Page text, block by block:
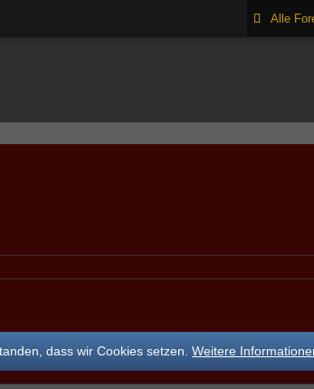
dass wir Cookies setzen.Weitere